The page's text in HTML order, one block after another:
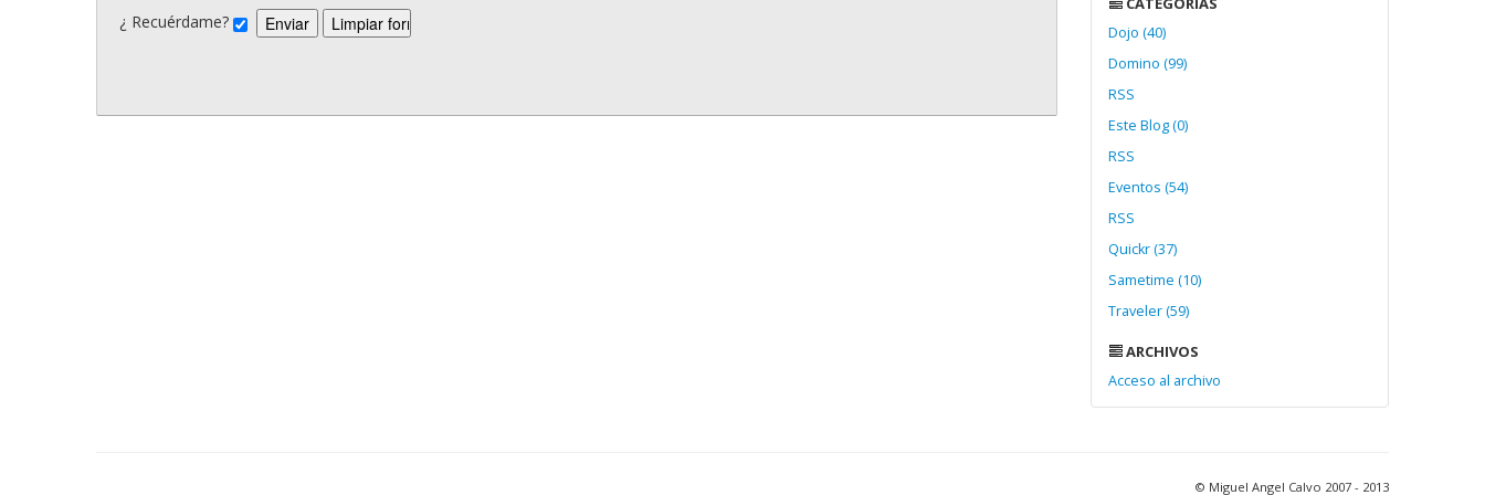
¿ Recuérdame?
Dojo (40)
Domino (99)
RSS
Este Blog (0)
RSS
Eventos (54)
RSS
Quickr (37)
Sametime (10)
Traveler (59)
ARCHIVOS
Acceso al archivo
© Miguel Angel Calvo 2007 - 2013